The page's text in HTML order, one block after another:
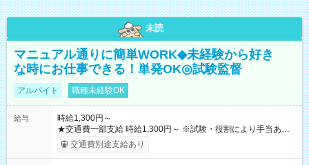
未読
マニュアル通りに簡単WORK◆未経験から好き
な時にお仕事できる！単発OK◎試験監督
アルバイト 職種未経験OK
給与
時給1,300円～
★交通費一部支給 時給1,300円～ ※試験・役割により手当あり
※勤務回数により昇給あり 【即給（前払い）オプションあ
り！】 希望される場合、勤務から1週間ほどで給与の一部を受け
交通費別途支給あり